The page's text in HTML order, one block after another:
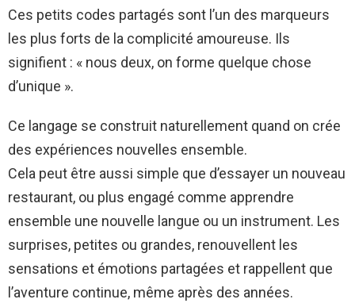
Ces petits codes partagés sont l’un des marqueurs
les plus forts de la complicité amoureuse. Ils
signifient : « nous deux, on forme quelque chose
d’unique ».
Ce langage se construit naturellement quand on crée
des expériences nouvelles ensemble.
Cela peut être aussi simple que d’essayer un nouveau
restaurant, ou plus engagé comme apprendre
ensemble une nouvelle langue ou un instrument. Les
surprises, petites ou grandes, renouvellent les
sensations et émotions partagées et rappellent que
l’aventure continue, même après des années.